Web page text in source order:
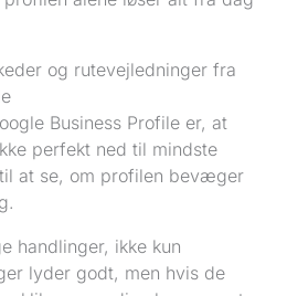
og rutevejledninger fra
Business Profile er, at
perfekt ned til mindste
at se, om profilen bevæger
handlinger, ikke kun
lyder godt, men hvis de